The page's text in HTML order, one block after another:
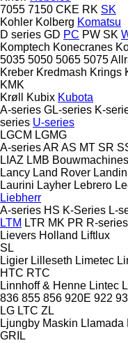
7055 7150 CKE RK SK
Kohler Kolberg Komatsu
D series GD PC PW SK
Komptech Konecranes
5035 5050 5065 5075
Kreber Kredmash Krings
KMK
Krøll
Kubix Kubota
A-series GL-series K-
series U-series
LGCM LGMG
A-seriesAR AS MT SR
LIAZ LMB Bouwmachines
Lancy Land Rover
Laurini Layher Lebrero
Liebherr
A-series HS K-Series L-
LTM LTR MK PR R-series
Lievers Holland Liftlux
SL
Ligier Lilleseth Limetec
HTC RTC
Linnhoff & Henne Lintec
836 855 856 920E 922
LG LTC ZL
Ljungby Maskin Llamada
GRIL